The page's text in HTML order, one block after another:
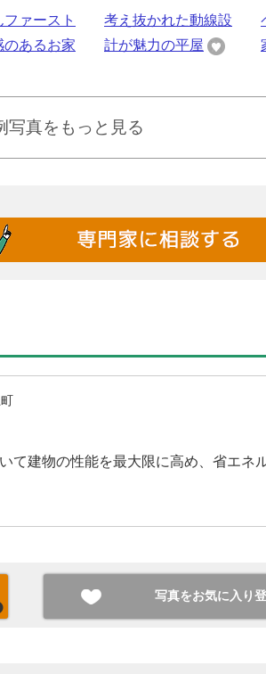
ァースト
のあるお家
考え抜かれた動線設
計が魅力の平屋
写真をもっと見る
て建物の性能を最大限に高め、省エネ
写真をお気に入り